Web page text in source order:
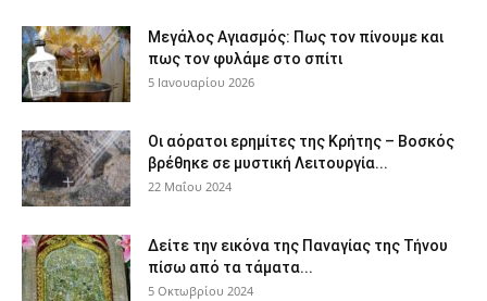
Μεγάλος Αγιασμός: Πως τον πίνουμε και
πως τον φυλάμε στο σπίτι
5 Ιανουαρίου 2026
Οι αόρατοι ερημίτες της Κρήτης – Βοσκός
βρέθηκε σε μυστική Λειτουργία...
22 Μαΐου 2024
Δείτε την εικόνα της Παναγίας της Τήνου
πίσω από τα τάματα...
5 Οκτωβρίου 2024